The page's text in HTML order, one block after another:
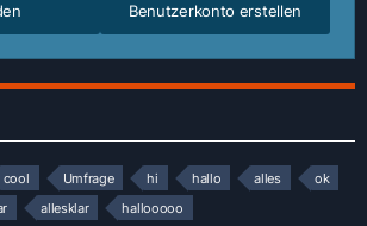
Benutzerkonto erstellen
cool Umfrage hi hallo alles
ok
allesklar hallooooo